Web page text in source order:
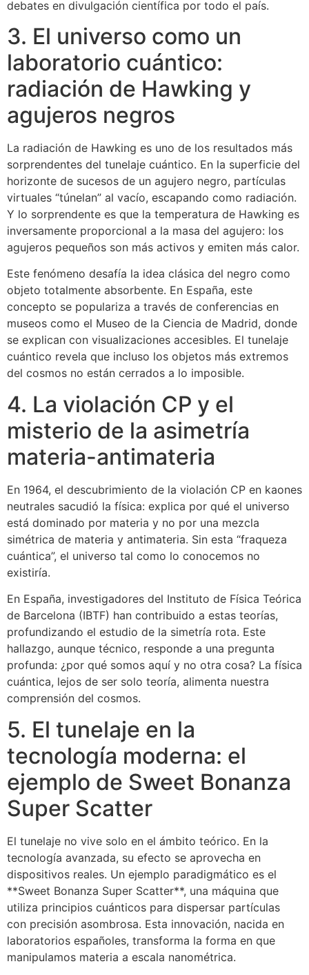
debates en divulgación científica por todo el país.
3. El universo como un
laboratorio cuántico:
radiación de Hawking y
agujeros negros
La radiación de Hawking es uno de los resultados más
sorprendentes del tunelaje cuántico. En la superficie del
horizonte de sucesos de un agujero negro, partículas
virtuales “túnelan” al vacío, escapando como radiación.
Y lo sorprendente es que la temperatura de Hawking es
inversamente proporcional a la masa del agujero: los
agujeros pequeños son más activos y emiten más calor.
Este fenómeno desafía la idea clásica del negro como
objeto totalmente absorbente. En España, este
concepto se populariza a través de conferencias en
museos como el Museo de la Ciencia de Madrid, donde
se explican con visualizaciones accesibles. El tunelaje
cuántico revela que incluso los objetos más extremos
del cosmos no están cerrados a lo imposible.
4. La violación CP y el
misterio de la asimetría
materia-antimateria
En 1964, el descubrimiento de la violación CP en kaones
neutrales sacudió la física: explica por qué el universo
está dominado por materia y no por una mezcla
simétrica de materia y antimateria. Sin esta “fraqueza
cuántica”, el universo tal como lo conocemos no
existiría.
En España, investigadores del Instituto de Física Teórica
de Barcelona (IBTF) han contribuido a estas teorías,
profundizando el estudio de la simetría rota. Este
hallazgo, aunque técnico, responde a una pregunta
profunda: ¿por qué somos aquí y no otra cosa? La física
cuántica, lejos de ser solo teoría, alimenta nuestra
comprensión del cosmos.
5. El tunelaje en la
tecnología moderna: el
ejemplo de Sweet Bonanza
Super Scatter
El tunelaje no vive solo en el ámbito teórico. En la
tecnología avanzada, su efecto se aprovecha en
dispositivos reales. Un ejemplo paradigmático es el
**Sweet Bonanza Super Scatter**, una máquina que
utiliza principios cuánticos para dispersar partículas
con precisión asombrosa. Esta innovación, nacida en
laboratorios españoles, transforma la forma en que
manipulamos materia a escala nanométrica.